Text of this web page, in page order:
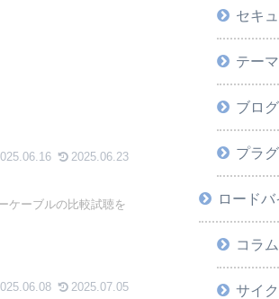
2025.06.23
ケーブルの比較試聴を
2025.07.05
セキ
テーマ
ブロ
プラ
ロードバ
コラ
サイ